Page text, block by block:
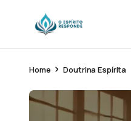
Home Doutrina Espírita